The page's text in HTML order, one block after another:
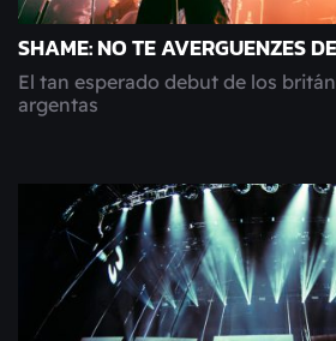
SHAME: NO TE AVERGUENZES
El tan esperado debut de los
argentas